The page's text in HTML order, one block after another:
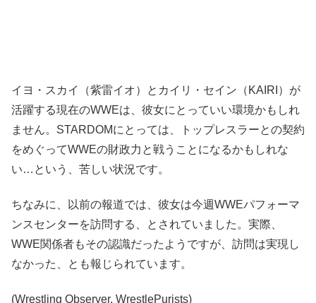
イヨ・スカイ（紫雷イオ）とカイリ・セイン（KAIRI）が
活躍する現在のWWEは、彼女にとっていい環境かもしれ
ません。STARDOMにとっては、トップレスラーとの契約
をめぐってWWEの財政力と戦うことになるかもしれな
い…という、苦しい状況です。
ちなみに、以前の報道では、彼女は今週WWEパフォーマ
ンスセンターを訪問する、とされていました。実際、
WWE関係者もその認識だったようですが、訪問は実現し
なかった、とも報じられています。
(Wrestling Observer, WrestlePurists)